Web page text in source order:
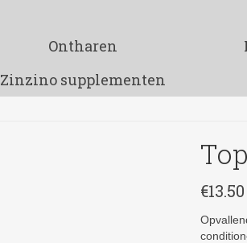
Ontharen
Zinzino supplementen
€13.50